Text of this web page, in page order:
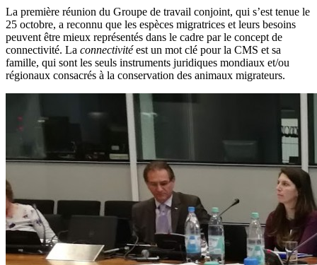
La première réunion du Groupe de travail conjoint, qui s’est tenue le
25 octobre, a reconnu que les espèces migratrices et leurs besoins
peuvent être mieux représentés dans le cadre par le concept de
connectivité. La connectivitéest un mot clé pour la CMS et sa
famille, qui sont les seuls instruments juridiques mondiaux et/ou
régionaux consacrés à la conservation des animaux migrateurs.